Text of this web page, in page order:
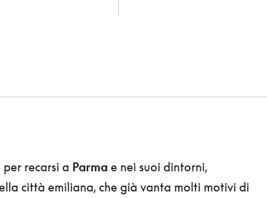
recarsi a Parma e nei suoi dintorni,
città emiliana, che già vanta molti motivi di